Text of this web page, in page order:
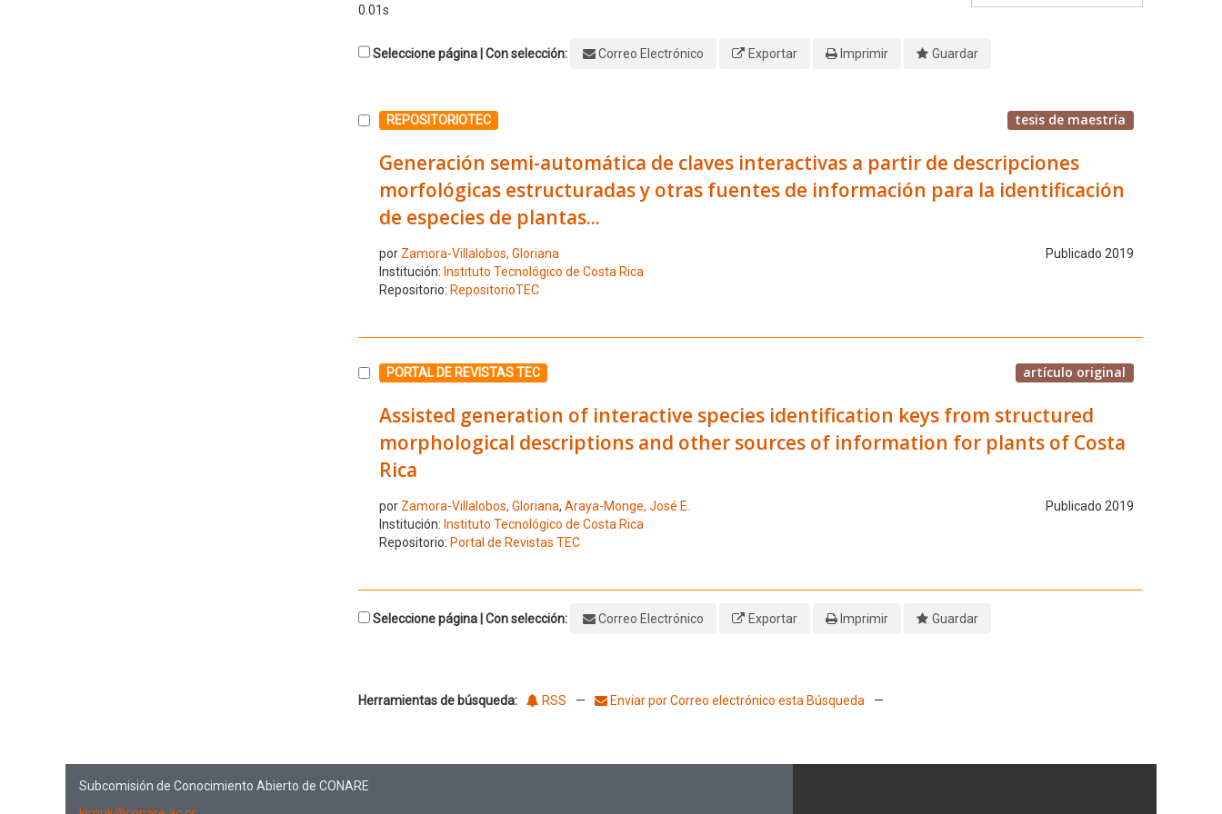
0.01s
Seleccione página | Con selección: Correo Electrónico Exportar Imprimir Guardar
Seleccione el número de resultado 1
REPOSITORIOTEC tesis de maestría
Generación semi-automática de claves interactivas a partir de descripciones
morfológicas estructuradas y otras fuentes de información para la identificación
de especies de plantas...
por Zamora-Villalobos, Gloriana
Publicado 2019
Institución: Instituto Tecnológico de Costa Rica
Repositorio: RepositorioTEC
Seleccione el número de resultado 2
PORTAL DE REVISTAS TEC artículo original
Assisted generation of interactive species identification keys from structured
morphological descriptions and other sources of information for plants of Costa
Rica
por Zamora-Villalobos, Gloriana, Araya-Monge, José E.
Publicado 2019
Institución: Instituto Tecnológico de Costa Rica
Repositorio: Portal de Revistas TEC
Seleccione página | Con selección: Correo Electrónico Exportar Imprimir Guardar
Herramientas de búsqueda: RSS — Enviar por Correo electrónico esta Búsqueda —
Subcomisión de Conocimiento Abierto de CONARE